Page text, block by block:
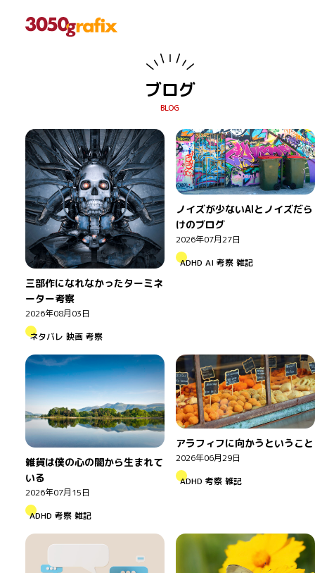
ブログ
三部作になれなかったターミネ
ーター考察
2026年08月03日
ネタバレ 映画 考察
ノイズが少ないAIとノイズだら
けのブログ
2026年07月27日
ADHD AI 考察 雑記
雑貨は僕の心の闇から生まれて
いる
2026年07月15日
ADHD 考察 雑記
アラフィフに向かうということ
2026年06月29日
ADHD 考察 雑記